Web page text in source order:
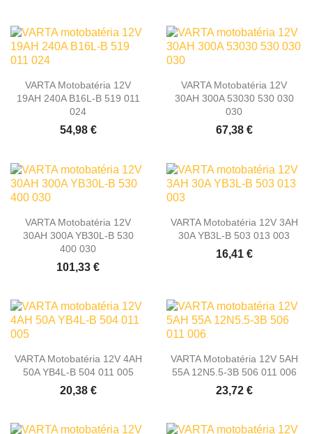
VARTA Motobatéria 12V
19AH 240A B16L-B 519 011
024
54,98 €
VARTA Motobatéria 12V
30AH 300A 53030 530 030
030
67,38 €
VARTA Motobatéria 12V
30AH 300A YB30L-B 530
400 030
101,33 €
VARTA Motobatéria 12V 3AH
30A YB3L-B 503 013 003
16,41 €
VARTA Motobatéria 12V 4AH
50A YB4L-B 504 011 005
20,38 €
VARTA Motobatéria 12V 5AH
55A 12N5.5-3B 506 011 006
23,72 €